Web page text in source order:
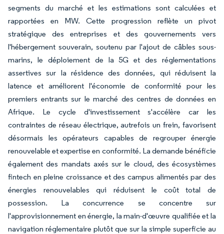
segments du marché et les estimations sont calculées et
rapportées en MW. Cette progression reflète un pivot
stratégique des entreprises et des gouvernements vers
l'hébergement souverain, soutenu par l'ajout de câbles sous-
marins, le déploiement de la 5G et des réglementations
assertives sur la résidence des données, qui réduisent la
latence et améliorent l'économie de conformité pour les
premiers entrants sur le marché des centres de données en
Afrique. Le cycle d'investissement s'accélère car les
contraintes de réseau électrique, autrefois un frein, favorisent
désormais les opérateurs capables de regrouper énergie
renouvelable et expertise en conformité. La demande bénéficie
également des mandats axés sur le cloud, des écosystèmes
fintech en pleine croissance et des campus alimentés par des
énergies renouvelables qui réduisent le coût total de
possession. La concurrence se concentre sur
l'approvisionnement en énergie, la main-d'œuvre qualifiée et la
navigation réglementaire plutôt que sur la simple superficie au